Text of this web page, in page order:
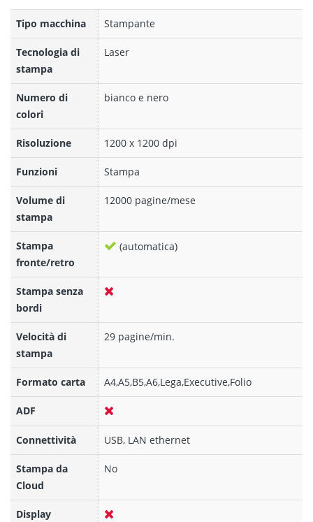
Tipo macchina Stampante
Tecnologia di
stampa
Laser
Numero di
colori
bianco e nero
Risoluzione 1200 x 1200 dpi
Funzioni Stampa
Volume di
stampa
12000 pagine/mese
Stampa
fronte/retro
(automatica)
Stampa senza
bordi
Velocità di
stampa
29 pagine/min.
Formato carta A4,A5,B5,A6,Lega,Executive,Folio
ADF
Connettività USB, LAN ethernet
Stampa da
Cloud
No
Display